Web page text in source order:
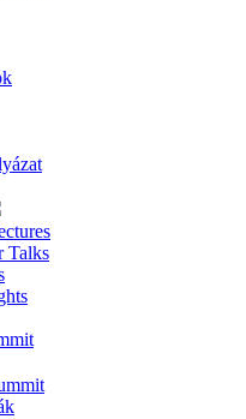
Talks